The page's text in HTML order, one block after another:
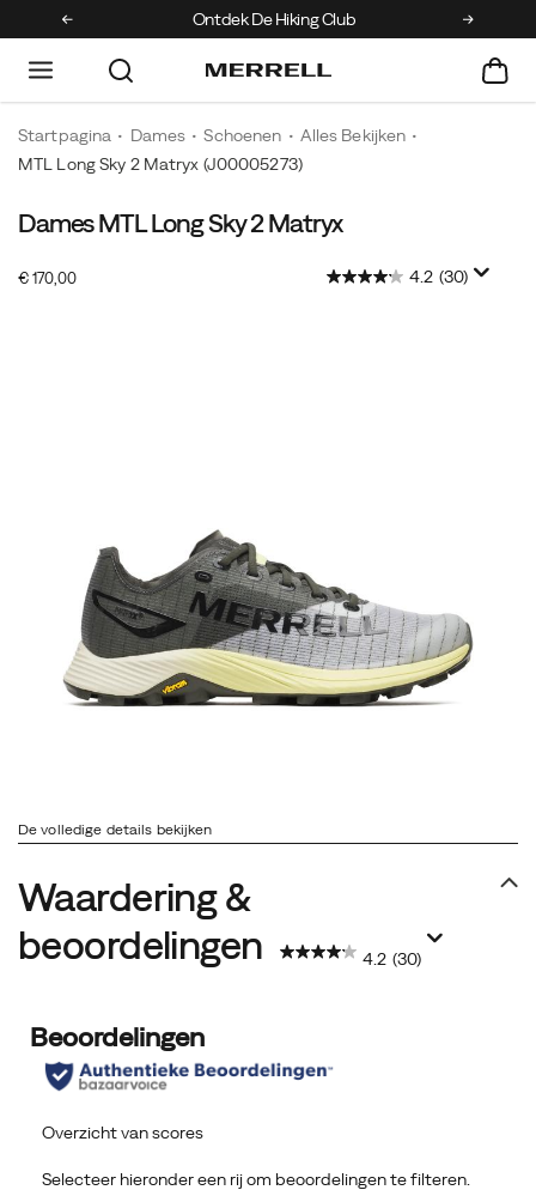
Ontdek De Hiking Club
Startpagina Dames Schoenen
Alles Bekijken
MTL Long Sky 2 Matryx (J00005273)
Dames MTL Long Sky 2 Matryx
€ 170,00OutOfStock 4.2 (30)
De volledige details bekijken
Waardering &
beoordelingen
4.2 (30)